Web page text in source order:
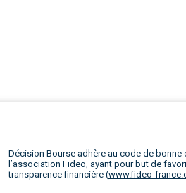
Décision Bourse adhère au code de bonne
l’association Fideo, ayant pour but de
transparence financière (www.fideo-